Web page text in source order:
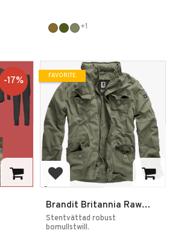
+1
17%
Add to favorites
Brandit Britannia Raw
Militärjacka
Stentvättad robust
bomullstwill.
FAVORITE